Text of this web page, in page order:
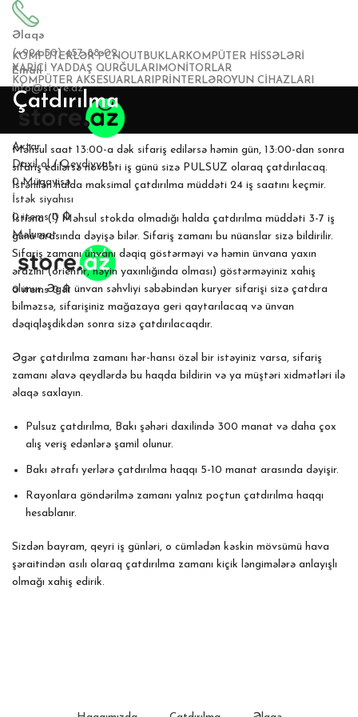
Əlaqə
(+994 50) 457-88-02
Email
info@store.az
Axtar
Daxil ol / Qeydiyyat
0 Müqayisə
İstək siyahısı
0items 0 ₼
Məlumat
0items 0₼
KOMPÜTERLƏR PCNOUTBUKLAR KOMPÜTER HISSƏLƏRI
XARICI YADDAŞ QURĞULARI MONITORLAR
KOMPÜTER AKSESUARLARI PRINTERLƏROYUN CIHAZLARI
Çatdırılma
Məhsul saat 13:00-a dək sifariş edilərsə həmin gün, 13:00-dan sonra
sifariş edilərsə növbəti iş günü sizə PULSUZ olaraq çatdırılacaq.
İstənilən halda maksimal çatdırılma müddəti 24 iş saatını keçmir.
İstisna (!) Məhsul stokda olmadığı halda çatdırılma müddəti 3-7 iş
günü arasında dəyişə bilər. Sifariş zamanı bu nüanslar sizə bildirilir.
Sifariş zamanı ünvanı dəqiq göstərməyi və həmin ünvana yaxın
ərazini (orientir, nəyin yaxınlığında olması) göstərməyiniz xahiş
olunur. Əgər ünvan səhvliyi səbəbindən kuryer sifarişi sizə çatdıra
bilməzsə, sifarişiniz mağazaya geri qaytarılacaq və ünvan
dəqiqləşdikdən sonra sizə çatdırılacaqdır.
Əgər çatdırılma zamanı hər-hansı özəl bir istəyiniz varsa, sifariş
zamanı əlavə qeydlərdə bu haqda bildirin və ya müştəri xidmətləri ilə
əlaqə saxlayın.
Pulsuz çatdırılma, Bakı şəhəri daxilində 300 manat və daha çox
alış veriş edənlərə şamil olunur.
Bakı ətrafı yerlərə çatdırılma haqqı 5-10 manat arasında dəyişir.
Rayonlara göndərilmə zamanı yalnız poçtun çatdırılma haqqı
hesablanır.
Sizdən bayram, qeyri iş günləri, o cümlədən kəskin mövsümü hava
şəraitindən asılı olaraq çatdırılma zamanı kiçik ləngimələrə anlayışlı
olmağı xahiş edirik.